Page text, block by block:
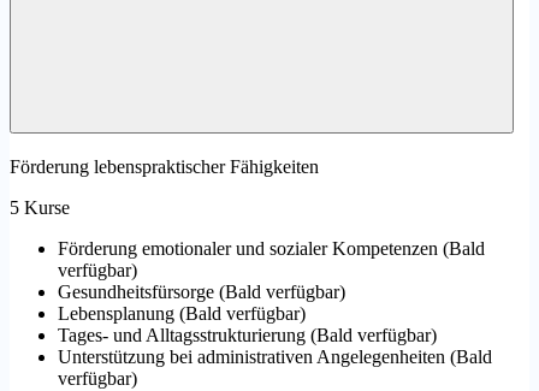
Förderung lebenspraktischer Fähigkeiten
5 Kurse
Förderung emotionaler und sozialer Kompetenzen (Bald
verfügbar)
Gesundheitsfürsorge (Bald verfügbar)
Lebensplanung (Bald verfügbar)
Tages- und Alltagsstrukturierung (Bald verfügbar)
Unterstützung bei administrativen Angelegenheiten (Bald
verfügbar)